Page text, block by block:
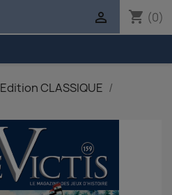
shopping_cart (0)

Edition CLASSIQUE